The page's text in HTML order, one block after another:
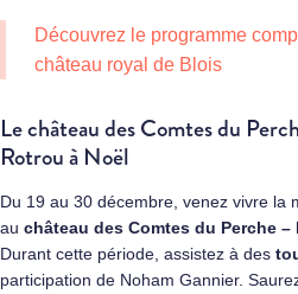
Découvrez le programme
château royal de Blois
Le château des Comtes du
Rotrou à Noël
Du 19 au 30 décembre, venez vivre la
au château des Comtes du Perche
Durant cette période, assistez à des
participation de Noham Gannier.